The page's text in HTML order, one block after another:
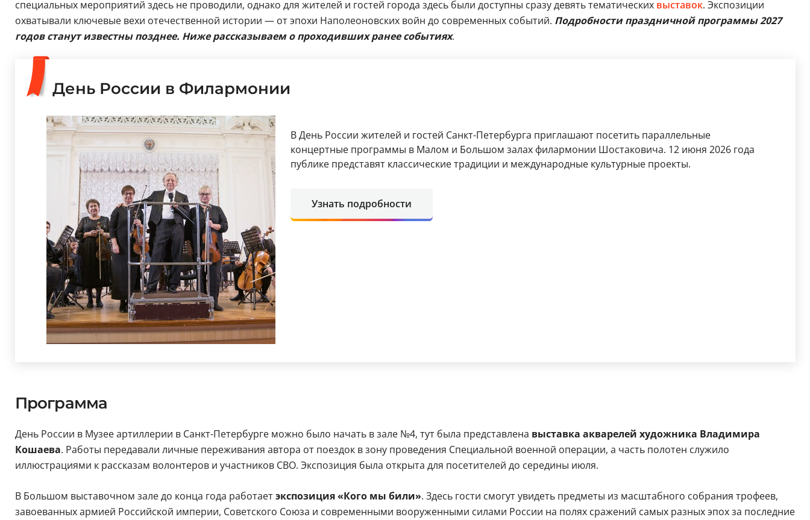
специальных мероприятий здесь не проводили, однако для жителей и гостей города здесь были доступны сразу девять тематических выставок. Экспозиции
охватывали ключевые вехи отечественной истории — от эпохи Наполеоновских войн до современных событий. Подробности праздничной программы 2027
годов станут известны позднее. Ниже рассказываем о проходивших ранее событиях.
День России в Филармонии
В День России жителей и гостей Санкт-Петербурга приглашают посетить параллельные
концертные программы в Малом и Большом залах филармонии Шостаковича. 12 июня 2026 года
публике представят классические традиции и международные культурные проекты.
Узнать подробности
Программа
День России в Музее артиллерии в Санкт-Петербурге можно было начать в зале №4, тут была представлена выставка акварелей художника Владимира
Кошаева. Работы передавали личные переживания автора от поездок в зону проведения Специальной военной операции, а часть полотен служило
иллюстрациями к рассказам волонтеров и участников СВО. Экспозиция была открыта для посетителей до середины июля.
В Большом выставочном зале до конца года работаетэкспозиция «Кого мы били». Здесь гости смогут увидеть предметы из масштабного собрания трофеев,
завоеванных армией Российской империи, Советского Союза и современными вооруженными силами России на полях сражений самых разных эпох за последние